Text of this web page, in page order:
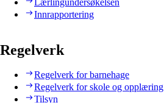
Innrapportering
Regelverk
Regelverk for barnehage
Regelverk for skole og opplæring
Tilsyn